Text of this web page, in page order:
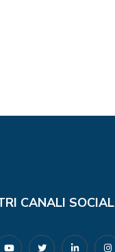
CANALI SOCIAL